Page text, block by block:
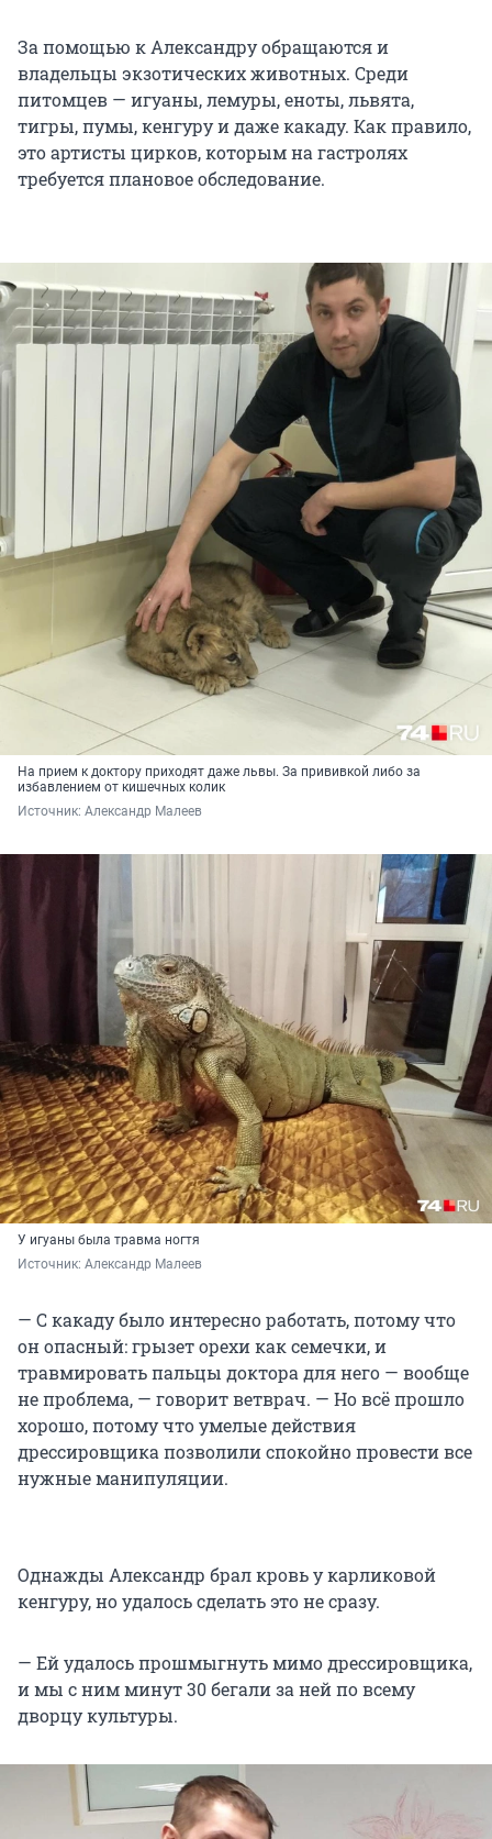
За помощью к Александру обращаются и
владельцы экзотических животных. Среди
питомцев — игуаны, лемуры, еноты, львята,
тигры, пумы, кенгуру и даже какаду. Как правило,
это артисты цирков, которым на гастролях
требуется плановое обследование.
На прием к доктору приходят даже львы. За прививкой либо за
избавлением от кишечных колик
Источник: Александр Малеев
У игуаны была травма ногтя
Источник: Александр Малеев
— С какаду было интересно работать, потому что
он опасный: грызет орехи как семечки, и
травмировать пальцы доктора для него — вообще
не проблема, — говорит ветврач. — Но всё прошло
хорошо, потому что умелые действия
дрессировщика позволили спокойно провести все
нужные манипуляции.
Однажды Александр брал кровь у карликовой
кенгуру, но удалось сделать это не сразу.
— Ей удалось прошмыгнуть мимо дрессировщика,
и мы с ним минут 30 бегали за ней по всему
дворцу культуры.